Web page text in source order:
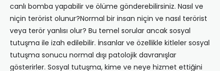
canlı bomba yapabilir ve ölüme gönderebilirsiniz. Nasıl ve
niçin terörist olunur?Normal bir insan niçin ve nasıl terörist
veya terör yanlısı olur? Bu temel sorular ancak sosyal
tutuşma ile izah edilebilir. İnsanlar ve özellikle kitleler sosyal
tutuşma sonucu normal dışı patolojik davranışlar
gösterirler. Sosyal tutuşma, kime ve neye hizmet ettiğini